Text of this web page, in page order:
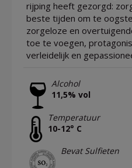
rijping heeft gezorgd:
beste tijden om te
zorgeloze en
toe te voegen,
verleidelijk en
Alcohol
11,5% vol
Temperatuur
10-12° C
Bevat Sulfieten